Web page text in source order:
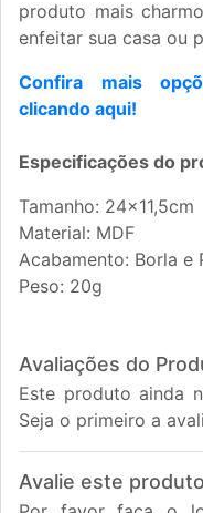
produto mais
enfeitar sua casa ou
Confira mais
clicando aqui!
Especificações do
Tamanho: 24x11,5cm
Material: MDF
Acabamento: Borla e
Peso: 20g
Avaliações do
Este produto ainda
Seja o primeiro a
Avalie este produto